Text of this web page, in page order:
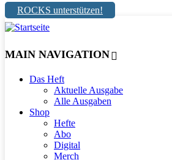
ROCKS unterstützen!
MAIN NAVIGATION
Das Heft
Aktuelle Ausgabe
Alle Ausgaben
Shop
Hefte
Abo
Digital
Merch